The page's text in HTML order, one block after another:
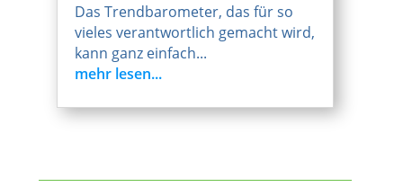
Das Trendbarometer, das für so
vieles verantwortlich gemacht wird,
kann ganz einfach...
mehr lesen...